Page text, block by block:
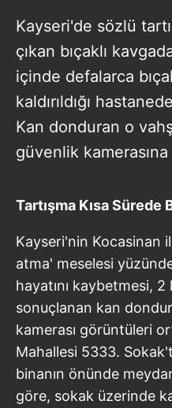
Kayseri'de sözlü
çıkan bıçaklı
içinde defalarca
kaldırıldığı
Kan donduran o
güvenlik
Tartışma Kısa Sürede
Kayseri'nin Kocasinan
atma' meselesi
hayatını kaybetmesi,
sonuçlanan kan
kamerası görüntüleri
Mahallesi 5333.
binanın önünde
göre, sokak üzerinde